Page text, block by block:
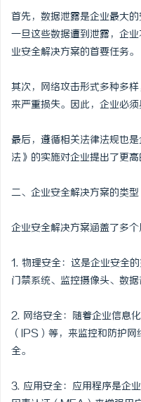
首先，数据泄露是企业最大
一旦这些数据遭到泄露，企
业安全解决方案的首要任务。
其次，网络攻击形式多种多
来严重损失。因此，企业必
最后，遵循相关法律法规也
法》的实施对企业提出了更
二、企业安全解决方案的类型
企业安全解决方案涵盖了多
1. 物理安全：这是企业安全
门禁系统、监控摄像头、数
2. 网络安全：随着企业信息
（IPS）等，来监控和防护
全。
3. 应用安全：应用程序是企